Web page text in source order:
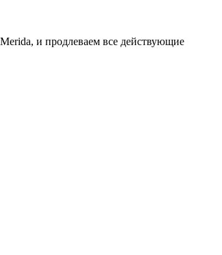
и продлеваем все действующие